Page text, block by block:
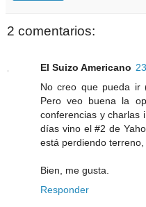
2 comentarios:
El Suizo Americano
No creo que pueda ir
Pero veo buena la
conferencias y charlas
días vino el #2 de
está perdiendo
Bien, me gusta.
Responder